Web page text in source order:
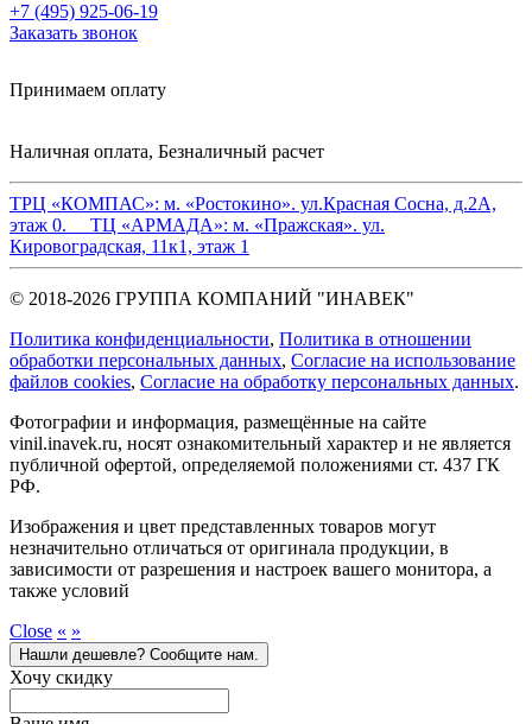
+7 (495) 925-06-19
Заказать звонок
Принимаем оплату
Наличная оплата, Безналичный расчет
ТРЦ «КОМПАС»: м. «Ростокино». ул.Красная Сосна, д.2А,
этаж 0. ТЦ «АРМАДА»: м. «Пражская». ул.
Кировоградская, 11к1, этаж 1
© 2018-2026 ГРУППА КОМПАНИЙ "ИНАВЕК"
Политика конфиденциальности, Политика в отношении
обработки персональных данных, Cогласие на использование
файлов cookies, Согласие на обработку персональных данных.
Фотографии и информация, размещённые на сайте
vinil.inavek.ru, носят ознакомительный характер и не является
публичной офертой, определяемой положениями ст. 437 ГК
РФ.
Изображения и цвет представленных товаров могут
незначительно отличаться от оригинала продукции, в
зависимости от разрешения и настроек вашего монитора, а
также условий
Close « »
Нашли дешевле? Сообщите нам.
Хочу скидку